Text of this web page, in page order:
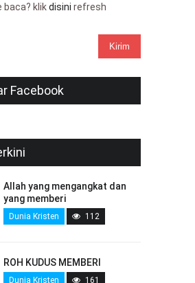
baca? klikdisini refresh
Facebook
Allah yang mengangkat dan
yang memberi
Dunia Kristen 112
ROH KUDUS MEMBERI
Dunia Kristen 161